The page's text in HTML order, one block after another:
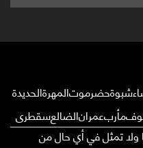
شبوةحضرموتالمهرةالحديدة
مأربعمرانالضالعسقطرى
ولا تمثل في أي حال من